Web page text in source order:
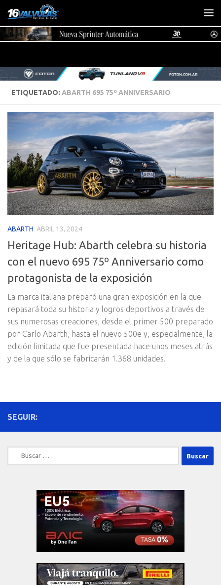
Saltar al contenido
ETIQUETADO: ABARTH 695 75º ANNIVERSARIO
ABARTH ABRIL 13, 2024
Heritage Hub: Abarth celebra su historia
con el nuevo 695 75º Anniversario como
protagonista de la exposición
La marca italiana preparó una gran exposición en la que
repasará toda su historia y logros deportivos a través de
sus numerosas creaciones, desde el primer 500 preparado
por Carlo Abarth, hasta el nuevo 500e y, especialmente, la
edición limitada que fue presentada hace unos meses atrás
y de la que sólo se fabricarán 1.368 unidades.
SEGUIR:
Buscar: